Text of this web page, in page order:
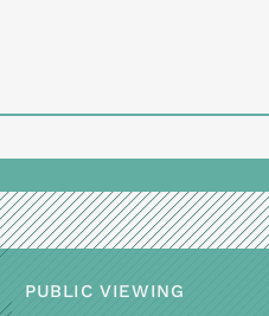
PUBLIC VIEWING